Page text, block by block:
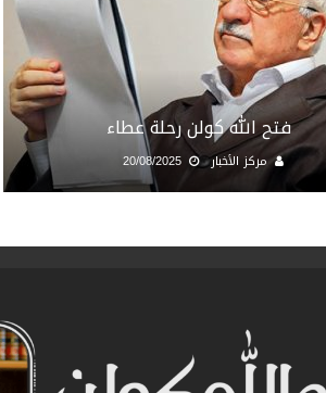
فتح الله كولن رحلة عطاء
مركز الأخبار 20/08/2025